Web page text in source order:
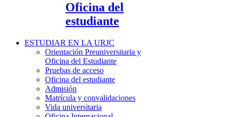
Oficina del
estudiante
ESTUDIAR EN LA URJC
Orientación Preuniversitaria y
Oficina del Estudiante
Pruebas de acceso
Oficina del estudiante
Admisión
Matrícula y convalidaciones
Vida universitaria